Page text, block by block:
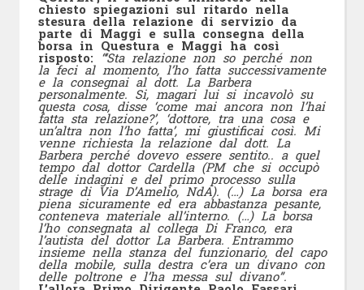
chiesto spiegazioni sul ritardo nella
stesura della relazione di servizio da
parte di Maggi e sulla consegna della
borsa in Questura e Maggi ha così
risposto: “‘Sta relazione non so perché non
la feci al momento, l’ho fatta successivamente
e la consegnai al dott. La Barbera
personalmente. Si, magari lui si incavolò su
questa cosa, disse ‘come mai ancora non l’hai
fatta sta relazione?’, ‘dottore, tra una cosa e
un’altra non l’ho fatta’, mi giustificai così. Mi
venne richiesta la relazione dal dott. La
Barbera perché dovevo essere sentito.. a quel
tempo dal dottor Cardella (PM che si occupò
delle indagini e del primo processo sulla
strage di Via D’Amelio, NdA). (…) La borsa era
piena sicuramente ed era abbastanza pesante,
conteneva materiale all’interno. (…) La borsa
l’ho consegnata al collega Di Franco, era
l’autista del dottor La Barbera. Entrammo
insieme nella stanza del funzionario, del capo
della mobile, sulla destra c’era un divano con
delle poltrone e l’ha messa sul divano”.